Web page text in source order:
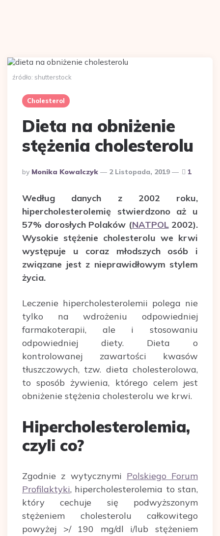
źródło: shutterstock
Cholesterol
Dieta na obniżenie
stężenia cholesterolu
Posted
By
By Monika Kowalczyk 2 Listopada, 2019 1
Według danych z 2002 roku,
hipercholesterolemię stwierdzono aż u
57% dorosłych Polaków (NATPOL2002).
Wysokie stężenie cholesterolu we krwi
występuje u coraz młodszych osób i
związane jest z nieprawidłowym stylem
życia.
Leczenie hipercholesterolemii polega nie
tylko na wdrożeniu odpowiedniej
farmakoterapii, ale i stosowaniu
odpowiedniej diety. Dieta o
kontrolowanej zawartości kwasów
tłuszczowych, tzw. dieta cholesterolowa,
to sposób żywienia, którego celem jest
obniżenie stężenia cholesterolu we krwi.
Hipercholesterolemia,
czyli co?
Zgodnie z wytycznymi Polskiego Forum
Profilaktyki, hipercholesterolemia to stan,
który cechuje się podwyższonym
stężeniem cholesterolu całkowitego
powyżej >/ 190 mg/dl i/lub stężeniem